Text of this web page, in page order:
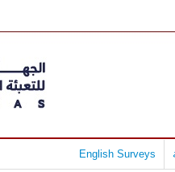
English Surveys